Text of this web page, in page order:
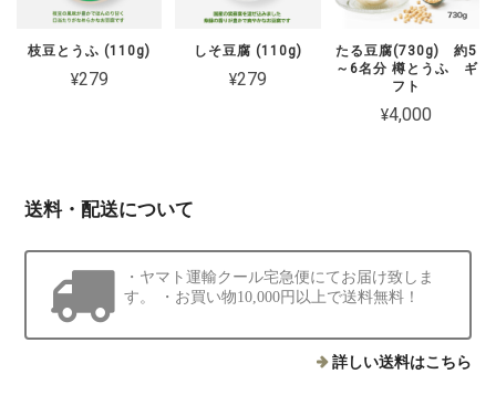
枝豆とうふ (110g)
¥279
しそ豆腐 (110g)
¥279
たる豆腐(730g) 約5
～6名分 樽とうふ ギ
フト
¥4,000
送料・配送について
・ヤマト運輸クール宅急便にてお届け致しま
す。 ・お買い物10,000円以上で送料無料！
詳しい送料はこちら